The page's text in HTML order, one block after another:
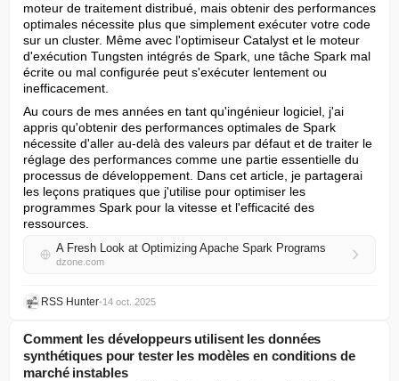
moteur de traitement distribué, mais obtenir des performances
optimales nécessite plus que simplement exécuter votre code
sur un cluster. Même avec l'optimiseur Catalyst et le moteur
d'exécution Tungsten intégrés de Spark, une tâche Spark mal
écrite ou mal configurée peut s'exécuter lentement ou
inefficacement.
Au cours de mes années en tant qu'ingénieur logiciel, j'ai
appris qu'obtenir des performances optimales de Spark
nécessite d'aller au-delà des valeurs par défaut et de traiter le
réglage des performances comme une partie essentielle du
processus de développement. Dans cet article, je partagerai
les leçons pratiques que j'utilise pour optimiser les
programmes Spark pour la vitesse et l'efficacité des
ressources.
A Fresh Look at Optimizing Apache Spark Programs
dzone.com
RSS Hunter•14 oct. 2025
Comment les développeurs utilisent les données
synthétiques pour tester les modèles en conditions de
marché instables